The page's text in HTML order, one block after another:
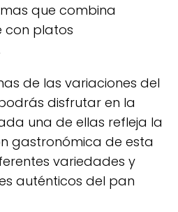
que combina
con platos
de las variaciones del
disfrutar en la
una de ellas refleja la
gastronómica de esta
variedades y
auténticos del pan